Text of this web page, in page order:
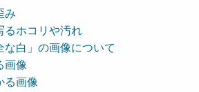
み
るホコリや汚れ
な白」の画像について
画像
る画像